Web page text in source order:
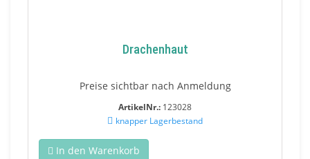
Drachenhaut
Preise sichtbar nach Anmeldung
ArtikelNr.: 123028
knapper Lagerbestand
In den Warenkorb